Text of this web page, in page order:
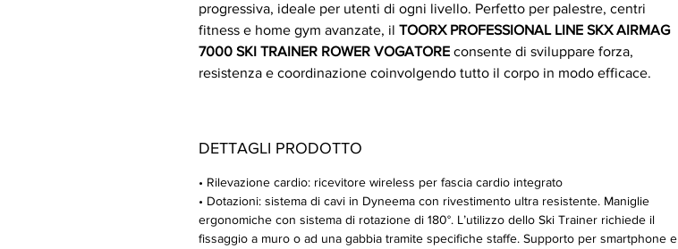
progressiva, ideale per utenti di ogni livello. Perfetto per palestre, centri
fitness e home gym avanzate, il TOORX PROFESSIONAL LINE SKX AIRMAG
7000 SKI TRAINER ROWER VOGATORE consente di sviluppare forza,
resistenza e coordinazione coinvolgendo tutto il corpo in modo efficace.
DETTAGLI PRODOTTO
• Rilevazione cardio: ricevitore wireless per fascia cardio integrato
• Dotazioni: sistema di cavi in Dyneema con rivestimento ultra resistente. Maniglie
ergonomiche con sistema di rotazione di 180°. L’utilizzo dello Ski Trainer richiede il
fissaggio a muro o ad una gabbia tramite specifiche staffe. Supporto per smartphone e